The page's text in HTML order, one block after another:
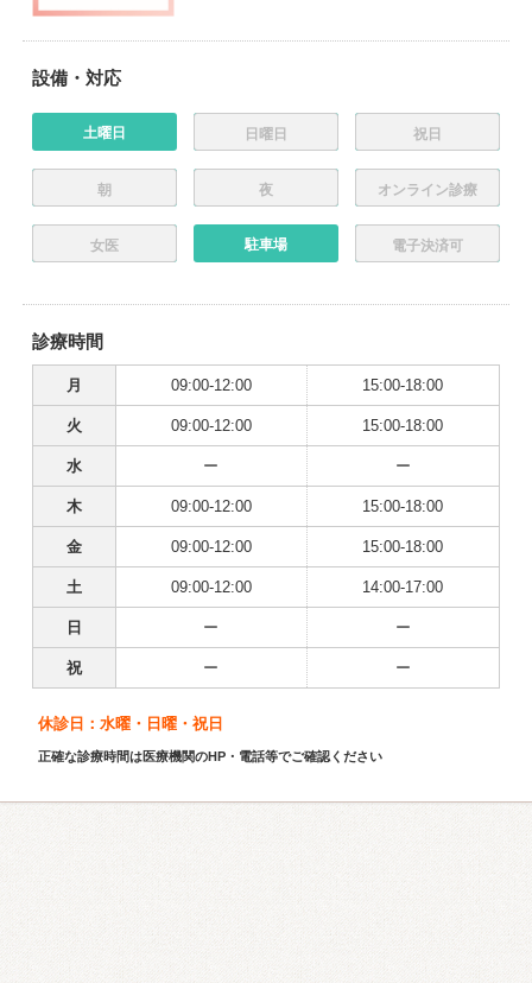
設備・対応
土曜日 日曜日 祝日
朝 夜 オンライン診療
女医 駐車場 電子決済可
診療時間
月 09:00-12:00 15:00-18:00
火 09:00-12:00 15:00-18:00
水 ー ー
木 09:00-12:00 15:00-18:00
金 09:00-12:00 15:00-18:00
土 09:00-12:00 14:00-17:00
日 ー ー
祝 ー ー
休診日：水曜・日曜・祝日
正確な診療時間は医療機関のHP・電話等でご確認ください